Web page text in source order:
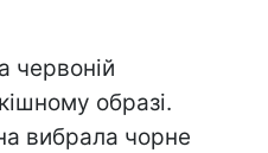
червоній
образі.
вибрала чорне